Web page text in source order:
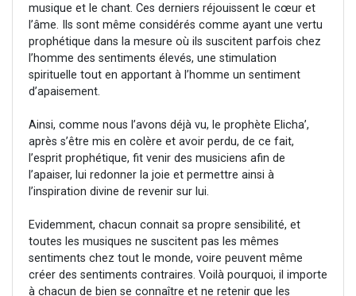
musique et le chant. Ces derniers réjouissent le cœur et
l’âme. Ils sont même considérés comme ayant une vertu
prophétique dans la mesure où ils suscitent parfois chez
l’homme des sentiments élevés, une stimulation
spirituelle tout en apportant à l’homme un sentiment
d’apaisement.
Ainsi, comme nous l’avons déjà vu, le prophète Elicha’,
après s’être mis en colère et avoir perdu, de ce fait,
l’esprit prophétique, fit venir des musiciens afin de
l’apaiser, lui redonner la joie et permettre ainsi à
l’inspiration divine de revenir sur lui.
Evidemment, chacun connait sa propre sensibilité, et
toutes les musiques ne suscitent pas les mêmes
sentiments chez tout le monde, voire peuvent même
créer des sentiments contraires. Voilà pourquoi, il importe
à chacun de bien se connaître et ne retenir que les